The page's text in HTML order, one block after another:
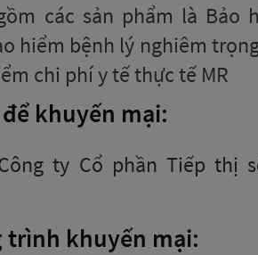
các sản phẩm là Bảo
hiểm bệnh lý nghiêm
chi phí y tế thực tế MR
khuyến mại:
ty Cổ phần Tiếp thị
trình khuyến mại: